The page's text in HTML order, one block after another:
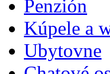
Penzión
Kúpele a
Ubytovne